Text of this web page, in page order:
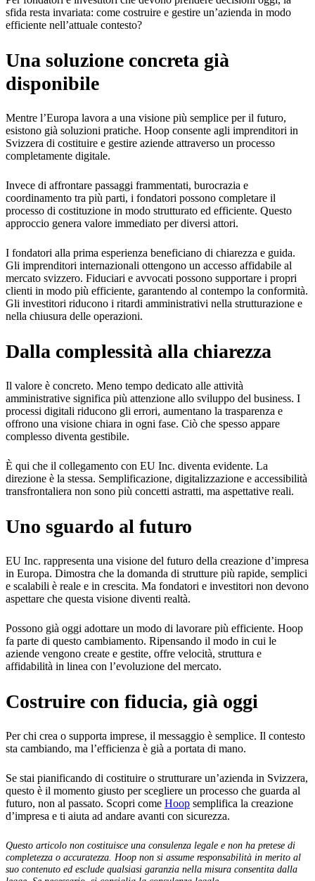
sfida resta invariata: come costruire e gestire un’azienda in modo
efficiente nell’attuale contesto?
Una soluzione concreta già
disponibile
Mentre l’Europa lavora a una visione più semplice per il futuro,
esistono già soluzioni pratiche. Hoop consente agli imprenditori in
Svizzera di costituire e gestire aziende attraverso un processo
completamente digitale.
Invece di affrontare passaggi frammentati, burocrazia e
coordinamento tra più parti, i fondatori possono completare il
processo di costituzione in modo strutturato ed efficiente. Questo
approccio genera valore immediato per diversi attori.
I fondatori alla prima esperienza beneficiano di chiarezza e guida.
Gli imprenditori internazionali ottengono un accesso affidabile al
mercato svizzero. Fiduciari e avvocati possono supportare i propri
clienti in modo più efficiente, garantendo al contempo la conformità.
Gli investitori riducono i ritardi amministrativi nella strutturazione e
nella chiusura delle operazioni.
Dalla complessità alla chiarezza
Il valore è concreto. Meno tempo dedicato alle attività
amministrative significa più attenzione allo sviluppo del business. I
processi digitali riducono gli errori, aumentano la trasparenza e
offrono una visione chiara in ogni fase. Ciò che spesso appare
complesso diventa gestibile.
È qui che il collegamento con EU Inc. diventa evidente. La
direzione è la stessa. Semplificazione, digitalizzazione e accessibilità
transfrontaliera non sono più concetti astratti, ma aspettative reali.
Uno sguardo al futuro
EU Inc. rappresenta una visione del futuro della creazione d’impresa
in Europa. Dimostra che la domanda di strutture più rapide, semplici
e scalabili è reale e in crescita. Ma fondatori e investitori non devono
aspettare che questa visione diventi realtà.
Possono già oggi adottare un modo di lavorare più efficiente. Hoop
fa parte di questo cambiamento. Ripensando il modo in cui le
aziende vengono create e gestite, offre velocità, struttura e
affidabilità in linea con l’evoluzione del mercato.
Costruire con fiducia, già oggi
Per chi crea o supporta imprese, il messaggio è semplice. Il contesto
sta cambiando, ma l’efficienza è già a portata di mano.
Se stai pianificando di costituire o strutturare un’azienda in Svizzera,
questo è il momento giusto per scegliere un processo che guarda al
futuro, non al passato. Scopri come Hoop semplifica la creazione
d’impresa e ti aiuta ad andare avanti con sicurezza.
Questo articolo non costituisce una consulenza legale e non ha pretese di
completezza o accuratezza. Hoop non si assume responsabilità in merito al
suo contenuto ed esclude qualsiasi garanzia nella misura consentita dalla